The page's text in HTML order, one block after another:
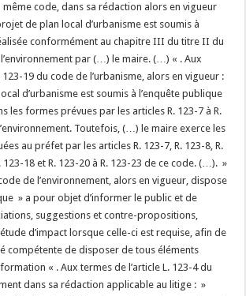
même code, dans sa rédaction alors en vigueur
de plan local d’urbanisme est soumis à
conformément au chapitre III du titre II du
par (…) le maire. (…) « . Aux
123-19 du code de l’urbanisme, alors en vigueur :
d’urbanisme est soumis à l’enquête publique
les formes prévues par les articles R. 123-7 à R.
Toutefois, (…) le maire exerce les
au préfet par les articles R. 123-7, R. 123-8, R.
123-18 et R. 123-20 à R. 123-23 de ce code. (…). »
de l’environnement, alors en vigueur, dispose
» a pour objet d’informer le public et de
suggestions et contre-propositions,
d’impact lorsque celle-ci est requise, afin de
compétente de disposer de tous éléments
« . Aux termes de l’article L. 123-4 du
dans sa rédaction applicable au litige : »